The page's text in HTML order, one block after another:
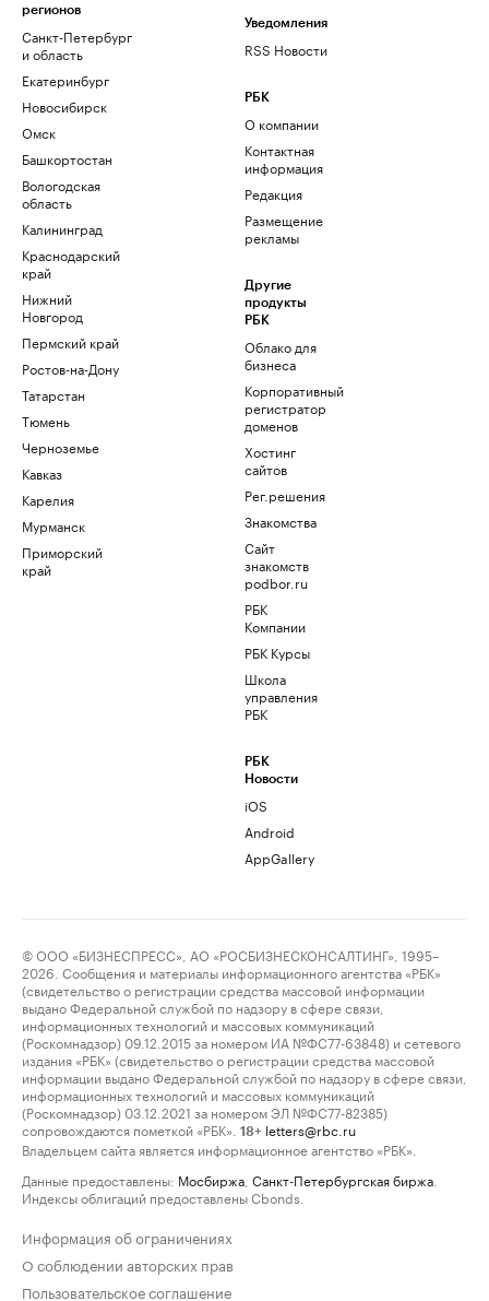
регионов
Санкт-Петербург
и область
Екатеринбург
Новосибирск
Омск
Башкортостан
Вологодская
область
Калининград
Краснодарский
край
Нижний
Новгород
Пермский край
Ростов-на-Дону
Татарстан
Тюмень
Черноземье
Кавказ
Карелия
Мурманск
Приморский
край
Уведомления
RSS Новости
РБК
О компании
Контактная
информация
Редакция
Размещение
рекламы
Другие
продукты
РБК
Облако для
бизнеса
Корпоративный
регистратор
доменов
Хостинг
сайтов
Рег.решения
Знакомства
Сайт
знакомств
podbor.ru
РБК
Компании
РБК Курсы
Школа
управления
РБК
РБК
Новости
iOS
Android
AppGallery
© ООО «БИЗНЕСПРЕСС», АО «РОСБИЗНЕСКОНСАЛТИНГ», 1995–
2026. Сообщения и материалы информационного агентства «РБК»
(свидетельство о регистрации средства массовой информации
выдано Федеральной службой по надзору в сфере связи,
информационных технологий и массовых коммуникаций
(Роскомнадзор) 09.12.2015 за номером ИА №ФС77-63848) и сетевого
издания «РБК» (свидетельство о регистрации средства массовой
информации выдано Федеральной службой по надзору в сфере связи,
информационных технологий и массовых коммуникаций
(Роскомнадзор) 03.12.2021 за номером ЭЛ №ФС77-82385)
сопровождаются пометкой «РБК».
18+ letters@rbc.ru
Владельцем сайта является информационное агентство «РБК».
Данные предоставлены: Мосбиржа Санкт-Петербургская биржа
Индексы облигаций предоставлены Cbonds.
Информация об ограничениях
О соблюдении авторских прав
Пользовательское соглашение